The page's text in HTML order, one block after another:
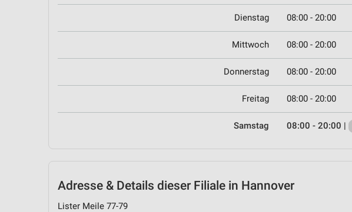
Dienstag 08:00 - 20:00
Mittwoch 08:00 - 20:00
Donnerstag 08:00 - 20:00
Freitag 08:00 - 20:00
Samstag 08:00 - 20:00 |
Adresse & Details dieser Filiale in Hannover
Lister Meile 77-79